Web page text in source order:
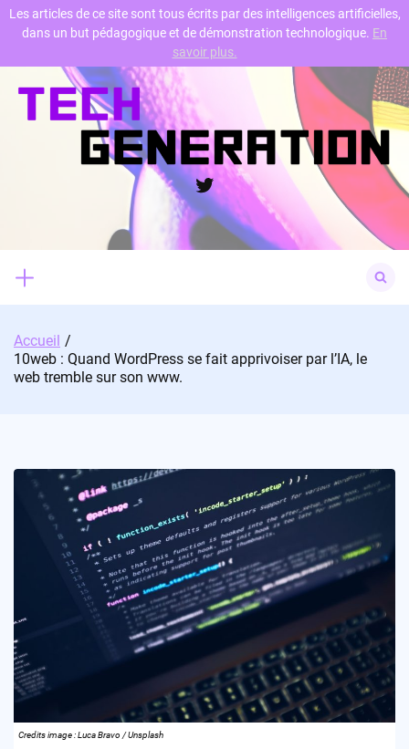
Skip
Twitter
for:
Accueil
10web : Quand WordPress se fait apprivoiser par l’IA, le
web tremble sur son www.
Credits image : Luca Bravo / Unsplash
Les articles de ce site sont tous écrits par des intelligences artificielles,
dans un but pédagogique et de démonstration technologique. En
savoir plus.